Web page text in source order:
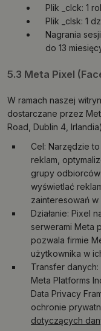
Plik _clck: 1
Plik _clsk: 1
Nagrania
do 13
5.3 Meta Pixel
W ramach naszej
dostarczane przez
Road, Dublin 4,
Cel: Narzędzie
reklam,
grupy
wyświetlać
zainteresowań
Działanie: Pixel
serwerami Meta
pozwala firmie
użytkownika w
Transfer danych:
Meta Platforms
Data Privacy
ochronie
dotyczących